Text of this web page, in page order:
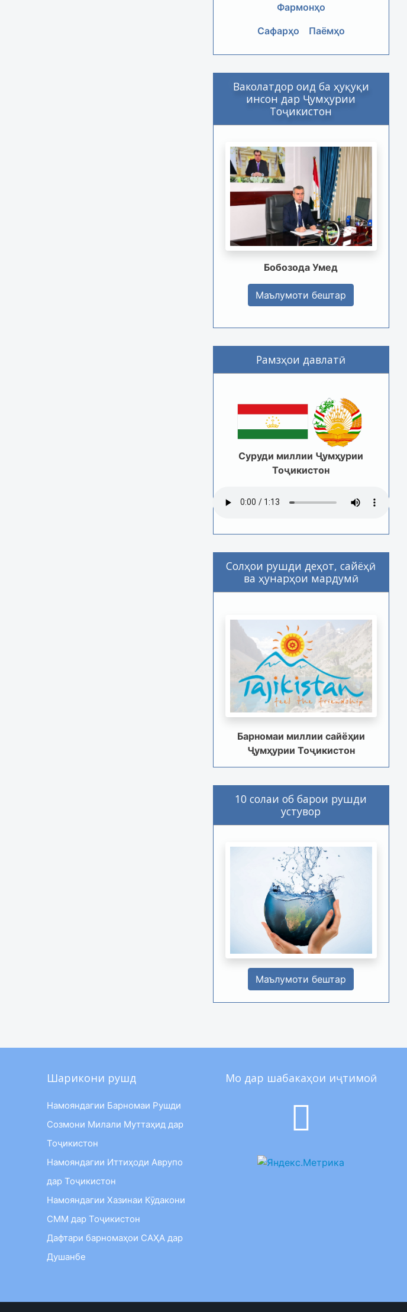
Фармонҳо
Сафарҳо
Паёмҳо
Ваколатдор оид ба ҳуқуқи
инсон дар Ҷумҳурии
Тоҷикистон
Бобозода Умед
Маълумоти бештар
Рамзҳои давлатӣ
Суруди миллии Ҷумҳурии
Тоҷикистон
Солҳои рушди деҳот, сайёҳӣ
ва ҳунарҳои мардумӣ
Барномаи миллии сайёҳии
Ҷумҳурии Тоҷикистон
10 солаи об барои рушди
устувор
Маълумоти бештар
Шарикони рушд
Намояндагии Барномаи Рушди
Созмони Милали Муттаҳид дар
Тоҷикистон
Намояндагии Иттиҳоди Аврупо
дар Тоҷикистон
Намояндагии Хазинаи Кӯдакони
СММ дар Тоҷикистон
Дафтари барномаҳои САҲА дар
Душанбе
Мо дар шабакаҳои иҷтимоӣ